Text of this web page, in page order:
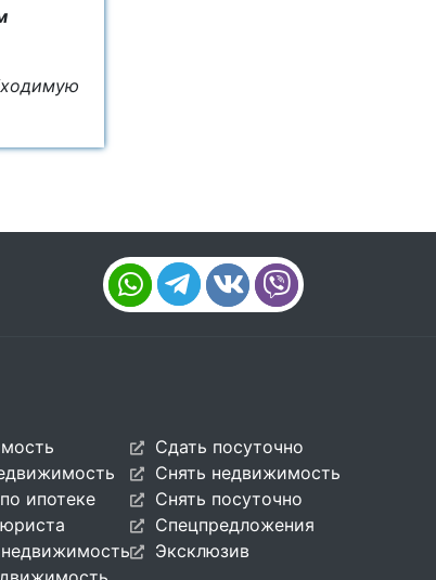
ипотеке
Сдать посуточно
Снять недвижимость
Снять посуточно
Спецпредложения
Эксклюзив